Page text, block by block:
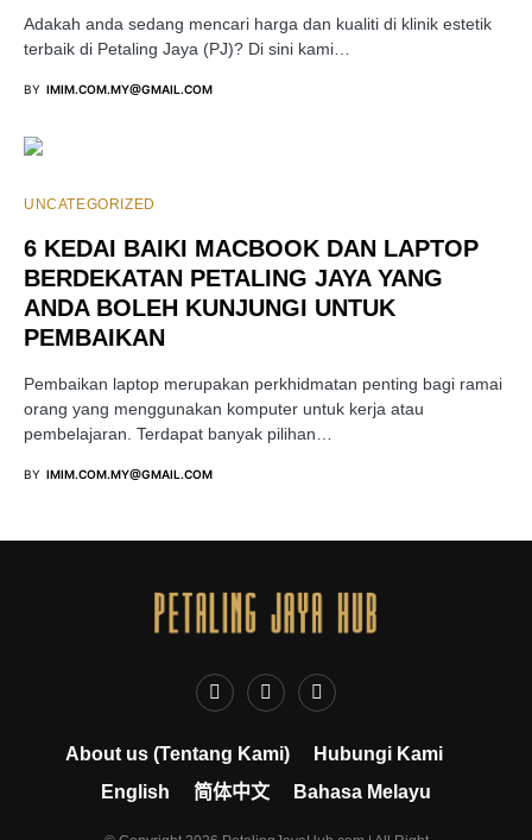
Adakah anda sedang mencari harga dan kualiti di klinik estetik
terbaik di Petaling Jaya (PJ)? Di sini kami…
BY IMIM.COM.MY@GMAIL.COM
UNCATEGORIZED
6 KEDAI BAIKI MACBOOK DAN LAPTOP
BERDEKATAN PETALING JAYA YANG
ANDA BOLEH KUNJUNGI UNTUK
PEMBAIKAN
Pembaikan laptop merupakan perkhidmatan penting bagi ramai
orang yang menggunakan komputer untuk kerja atau
pembelajaran. Terdapat banyak pilihan…
BY IMIM.COM.MY@GMAIL.COM
About us (Tentang Kami)
Hubungi Kami
English
简体中文 Bahasa Melayu